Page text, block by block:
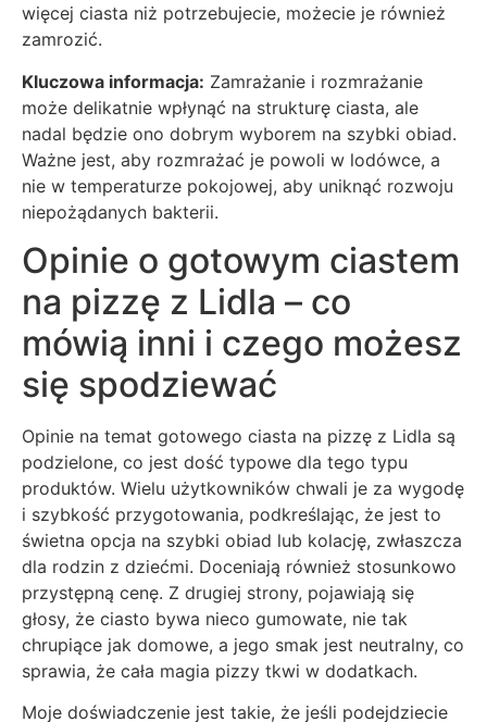
więcej ciasta niż potrzebujecie, możecie je również
zamrozić.
Kluczowa informacja: Zamrażanie i rozmrażanie
może delikatnie wpłynąć na strukturę ciasta, ale
nadal będzie ono dobrym wyborem na szybki obiad.
Ważne jest, aby rozmrażać je powoli w lodówce, a
nie w temperaturze pokojowej, aby uniknąć rozwoju
niepożądanych bakterii.
Opinie o gotowym ciastem
na pizzę z Lidla – co
mówią inni i czego możesz
się spodziewać
Opinie na temat gotowego ciasta na pizzę z Lidla są
podzielone, co jest dość typowe dla tego typu
produktów. Wielu użytkowników chwali je za wygodę
i szybkość przygotowania, podkreślając, że jest to
świetna opcja na szybki obiad lub kolację, zwłaszcza
dla rodzin z dziećmi. Doceniają również stosunkowo
przystępną cenę. Z drugiej strony, pojawiają się
głosy, że ciasto bywa nieco gumowate, nie tak
chrupiące jak domowe, a jego smak jest neutralny, co
sprawia, że cała magia pizzy tkwi w dodatkach.
Moje doświadczenie jest takie, że jeśli podejdziecie